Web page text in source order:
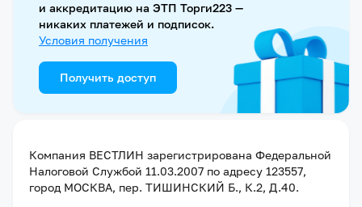
и аккредитацию на ЭТП Торги223 —
никаких платежей и подписок.
Условия получения
Получить доступ
Компания ВЕСТЛИН зарегистрирована Федеральной
Налоговой Службой 11.03.2007 по адресу 123557,
город МОСКВА, пер. ТИШИНСКИЙ Б., К.2, Д.40.